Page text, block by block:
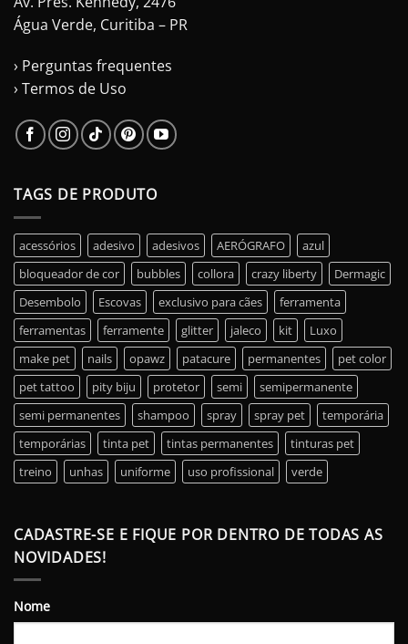
Água Verde, Curitiba – PR
› Perguntas frequentes
› Termos de Uso
TAGS DE PRODUTO
acessórios adesivo adesivos AERÓGRAFO
azul
bloqueador de cor
bubbles collora crazy liberty
Dermagic
Desembolo
Escovas exclusivo para cães
ferramenta
ferramentas
ferramente glitter jaleco kit
Luxo
make pet
nails opawz patacure permanentes
pet color
pet tattoo
pity biju protetor semi
semipermanente
semi permanentes
shampoo spray spray pet
temporária
temporárias
tinta pet tintas permanentes
tinturas pet
treino
unhas uniforme uso profissional verde
CADASTRE-SE E FIQUE POR DENTRO DE TODAS AS
NOVIDADES!
Nome